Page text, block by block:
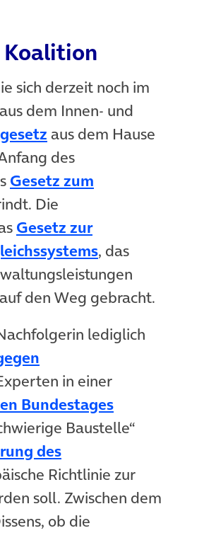
sich derzeit noch im
dem Innen- und
(öffnet in neuem Tab)
aus dem Hause
des
Gesetz zum
Die
neuem Tab)
Gesetz zur
(öffnet in
, das
den Weg gebracht.
lediglich
in einer
Bundestages(öffnet in
Baustelle“
des
Richtlinie zur
soll. Zwischen dem
ob die